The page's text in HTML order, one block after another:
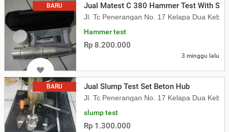
BARU Jual Matest C 380 Hammer Test With
Jl. Tc Penerangan No. 17 Kelapa Dua
Hammer test
Rp 8.200.000
3 minggu lalu
BARU Jual Slump Test Set Beton Hub
Jl. Tc Penerangan No. 17 Kelapa Dua
slump test
Rp 1.300.000